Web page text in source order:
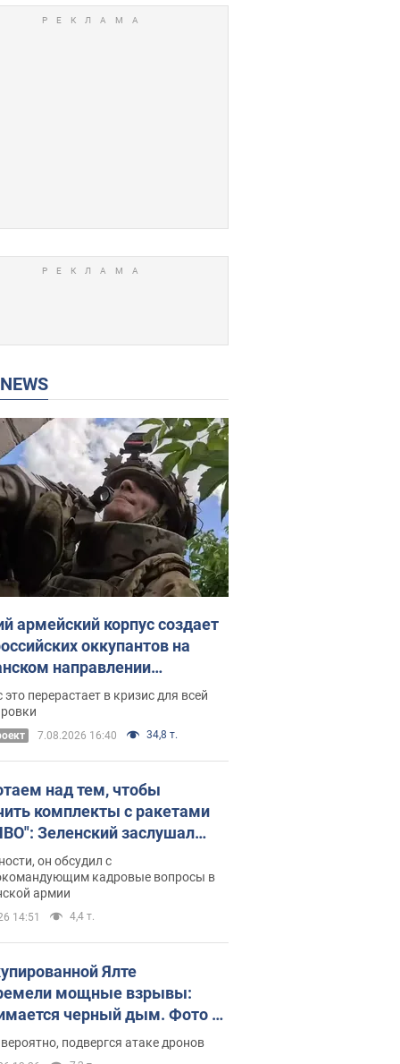
NEWS
армейский корпус создает
оккупантов на
направлении
дискомфорт: как это
это перерастает в кризис для всей
7.08.2026 16:40 34,8 т.
над тем, чтобы
комплекты с ракетами
Зеленский заслушал
Драпатого и объявил о
мерах
он обсудил с
кадровые вопросы в
армии
14:51 4,4 т.
Ялте
мощные взрывы:
черный дым. Фото и
подвергся атаке дронов